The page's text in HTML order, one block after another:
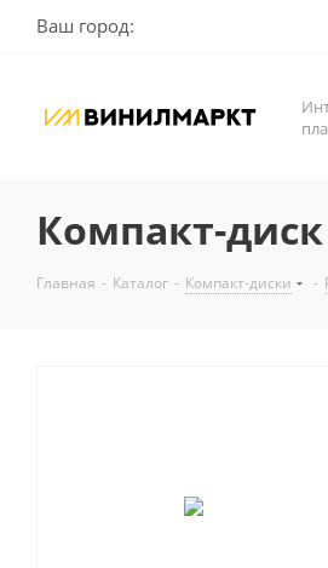
Ваш город:
Компакт-диск
Главная - Каталог - Компакт-диски -